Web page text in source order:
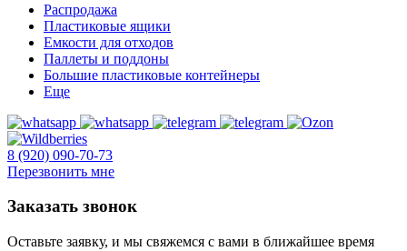
Распродажа
Пластиковые ящики
Емкости для отходов
Паллеты и поддоны
Большие пластиковые контейнеры
Еще
8 (920) 090-70-73
Перезвонить мне
Заказать звонок
Оставьте заявку, и мы свяжемся с вами в ближайшее время